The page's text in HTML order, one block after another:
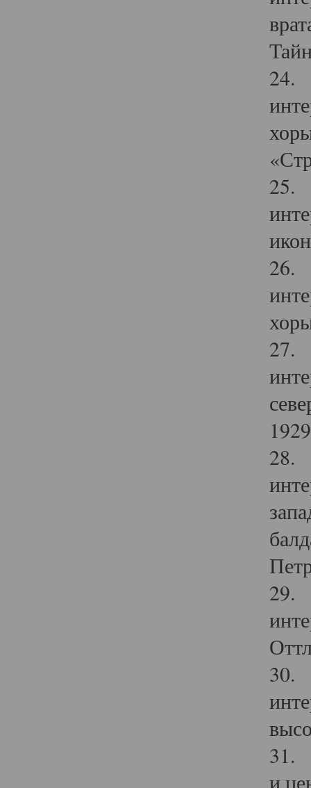
24.
25.
26.
27.
28.
29.
30.
31.
и